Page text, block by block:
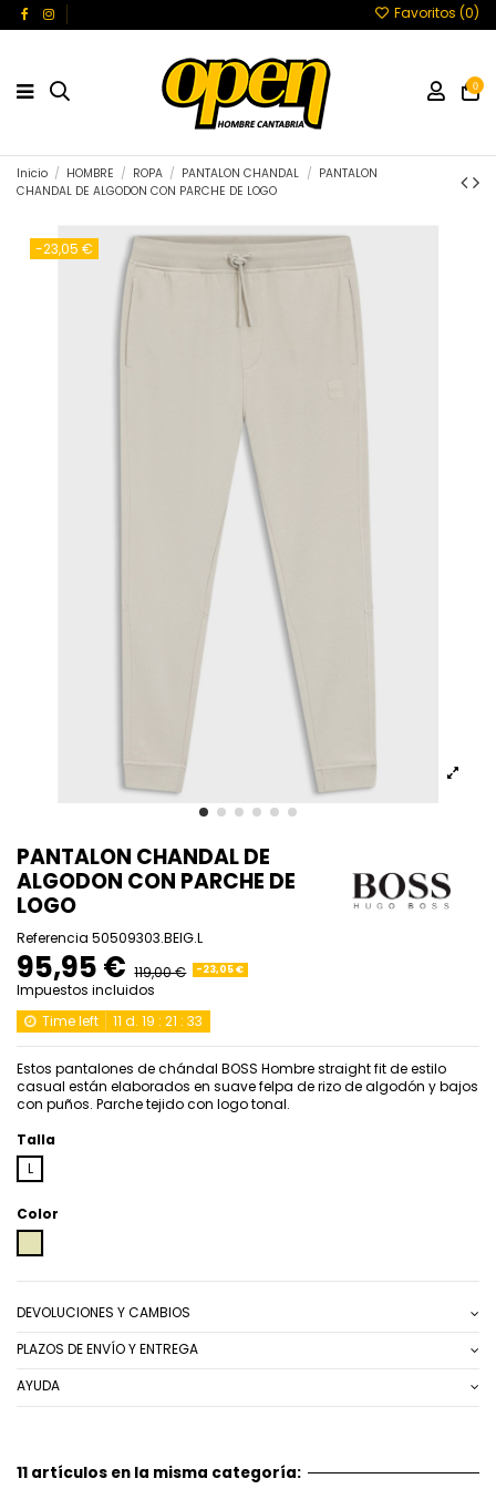
Favoritos (0)
0
Inicio HOMBRE ROPA PANTALON CHANDAL
PANTALON
CHANDAL DE ALGODON CON PARCHE DE LOGO
-23,05 €
PANTALON CHANDAL DE
ALGODON CON PARCHE DE
LOGO
Referencia 50509303.BEIG.L
95,95 € 119,00 € -23,05 €
Impuestos incluidos
Time left
11 d. 19 :21 :33
Estos pantalones de chándal BOSS Hombre straight fit de estilo
casual están elaborados en suave felpa de rizo de algodón y bajos
con puños. Parche tejido con logo tonal.
Talla
L
Color
DEVOLUCIONES Y CAMBIOS
PLAZOS DE ENVÍO Y ENTREGA
AYUDA
11 artículos en la misma categoría: